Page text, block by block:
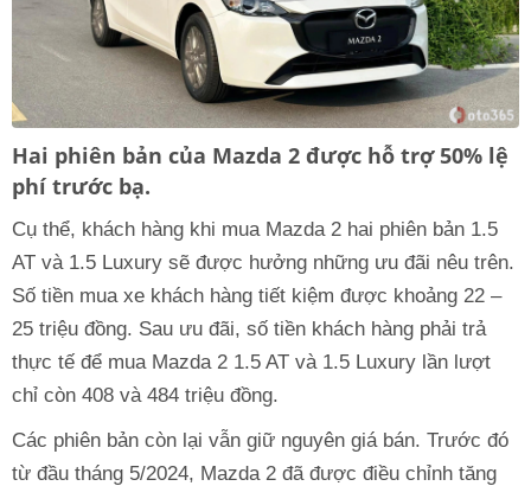
Hai phiên bản của Mazda 2 được hỗ trợ 50% lệ
phí trước bạ.
Cụ thể, khách hàng khi mua Mazda 2 hai phiên bản 1.5
AT và 1.5 Luxury sẽ được hưởng những ưu đãi nêu trên.
Số tiền mua xe khách hàng tiết kiệm được khoảng 22 –
25 triệu đồng. Sau ưu đãi, số tiền khách hàng phải trả
thực tế để mua Mazda 2 1.5 AT và 1.5 Luxury lần lượt
chỉ còn 408 và 484 triệu đồng.
Các phiên bản còn lại vẫn giữ nguyên giá bán. Trước đó
từ đầu tháng 5/2024, Mazda 2 đã được điều chỉnh tăng